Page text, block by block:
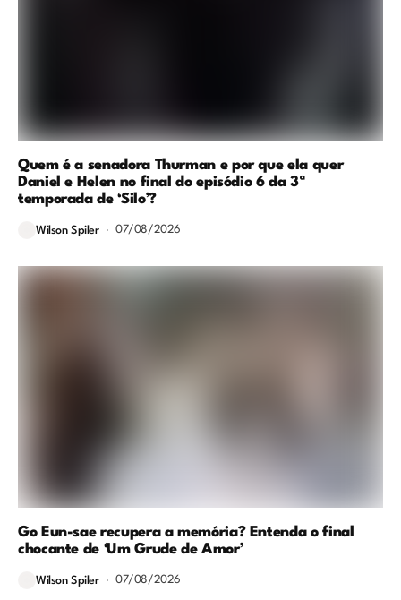
Quem é a senadora Thurman e por que ela quer
Daniel e Helen no final do episódio 6 da 3ª
temporada de ‘Silo’?
Wilson Spiler 07/08/2026
Go Eun-sae recupera a memória? Entenda o final
chocante de ‘Um Grude de Amor’
Wilson Spiler 07/08/2026